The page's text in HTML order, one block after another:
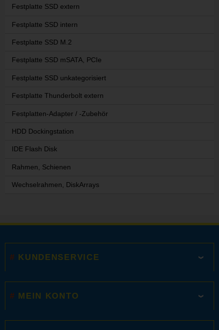
Festplatte SSD extern
Festplatte SSD intern
Festplatte SSD M.2
Festplatte SSD mSATA, PCIe
Festplatte SSD unkategorisiert
Festplatte Thunderbolt extern
Festplatten-Adapter / -Zubehör
HDD Dockingstation
IDE Flash Disk
Rahmen, Schienen
Wechselrahmen, DiskArrays
KUNDENSERVICE
MEIN KONTO